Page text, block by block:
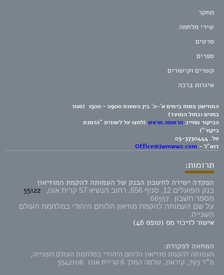
מחקר
שירי מלחמה
סרטים
ספרים
קשרים וקישורים
איגרות ברכה
המוזיאון פתוח בימים א'-ה' בין השעות 0900 - 1500 (סגור
בחגים ובחול המועד)
הביקור מחייב הרשמה מראש (לחצו על לשונית "הזמנת
ביקור")
טל. 03-3730444
דוא"ל - Office@jwmww2.com
תרומות:
הפקדה ישירה לחשבון הבנק של העמותה להקמת המוזיאון
בנק הפועלים 12, סניף 656, רחוב הנשיא 57 קרית אונו, 55122
מספר חשבון 66557
על שם העמותה להקמת מוזיאון הלוחם היהודי במלחמת העולם
השנייה.
אישור לזיכוי מס (טופס 46)
המחאה לפקודת:
העמותה להקמת מוזיאון הלוחם היהודי במלחמת העולם השנייה,
ת"ד 793, קיראון, שלמה המלך 6 קריית אונו 5542106